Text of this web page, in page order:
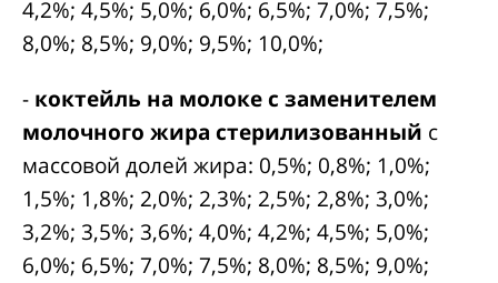
4,2%; 4,5%; 5,0%; 6,0%; 6,5%; 7,0%; 7,5%;
8,0%; 8,5%; 9,0%; 9,5%; 10,0%;
- коктейль на молоке с заменителем
молочного жира стерилизованный с
массовой долей жира: 0,5%; 0,8%; 1,0%;
1,5%; 1,8%; 2,0%; 2,3%; 2,5%; 2,8%; 3,0%;
3,2%; 3,5%; 3,6%; 4,0%; 4,2%; 4,5%; 5,0%;
6,0%; 6,5%; 7,0%; 7,5%; 8,0%; 8,5%; 9,0%;